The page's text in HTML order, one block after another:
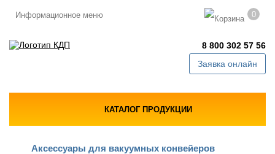
Информационное меню 0
8 800 302 57 56
Заявка онлайн
КАТАЛОГ ПРОДУКЦИИ
Аксессуары для вакуумных конвейеров